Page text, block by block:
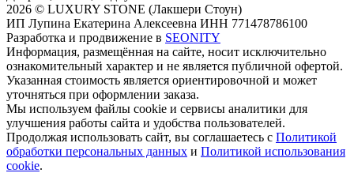
2026 © LUXURY STONE (Лакшери Стоун)
ИП Лупина Екатерина Алексеевна ИНН 771478786100
Разработка и продвижение в SEONITY
Информация, размещённая на сайте, носит исключительно
ознакомительный характер и не является публичной офертой.
Указанная стоимость является ориентировочной и может
уточняться при оформлении заказа.
Мы используем файлы cookie и сервисы аналитики для
улучшения работы сайта и удобства пользователей.
Продолжая использовать сайт, вы соглашаетесь с Политикой
обработки персональных данных и Политикой использования
cookie.